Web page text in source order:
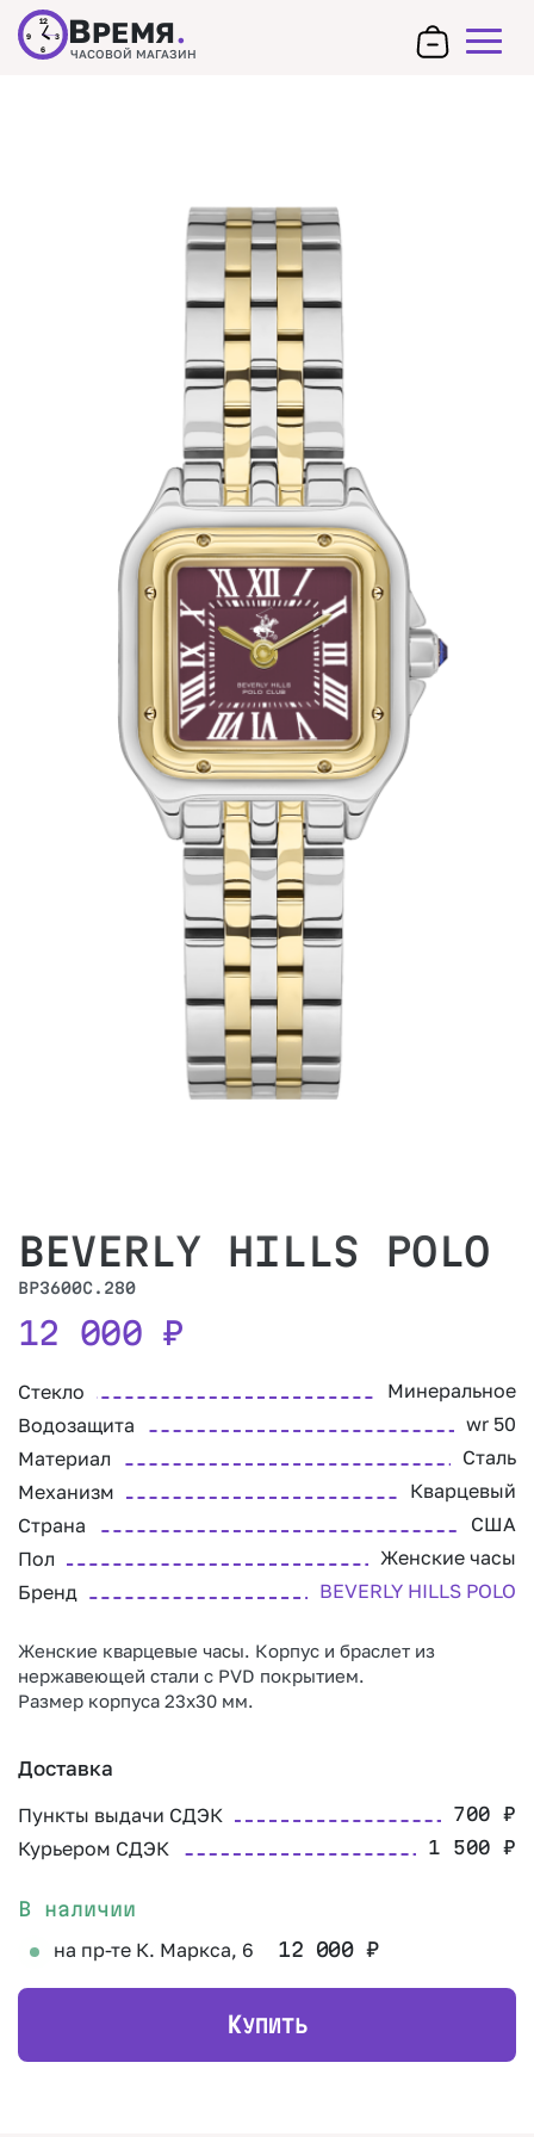
12
3
6
9 ВРЕМЯ.
ЧАСОВОЙ МАГАЗИН
BEVERLY HILLS POLO
BP3600C.280
12 000 ₽
Стекло
Минеральное
Водозащита
wr 50
Материал
Сталь
Механизм
Кварцевый
Страна
США
Пол
Женские часы
Бренд
BEVERLY HILLS POLO
Женские кварцевые часы. Корпус и браслет из
нержавеющей стали с PVD покрытием.
Размер корпуса 23х30 мм.
Доставка
Пункты выдачи СДЭК 700₽
Курьером СДЭК 1 500₽
В наличии
на пр-те К. Маркса, 6 12 000₽
КУПИТЬ